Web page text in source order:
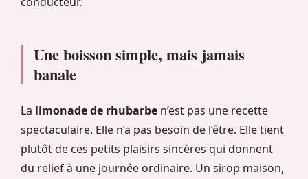
Une boisson simple, mais jamais
banale
La limonade de rhubarbe n’est pas une recette
spectaculaire. Elle n’a pas besoin de l’être. Elle tient
plutôt de ces petits plaisirs sincères qui donnent
du relief à une journée ordinaire. Un sirop maison,